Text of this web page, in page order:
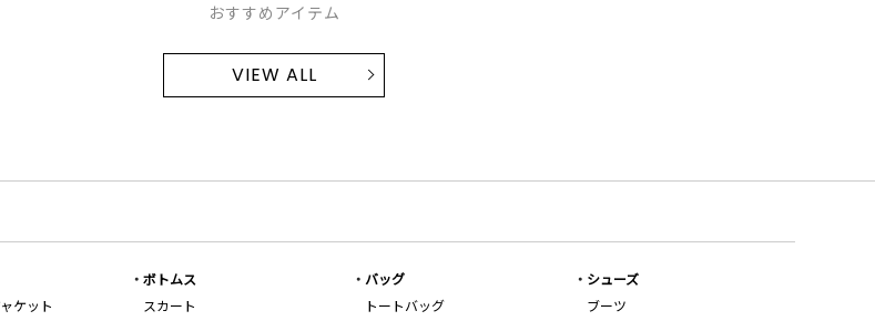
おすすめアイテム
VIEW ALL
ケット
ボトムス
スカート
バッグ
トートバッグ
シューズ
ブーツ